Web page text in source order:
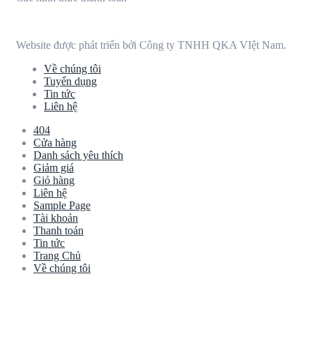
Website được phát triển bởi Công ty TNHH QKA VIệt Nam.
Về chúng tôi
Tuyển dụng
Tin tức
Liên hệ
404
Cửa hàng
Danh sách yêu thích
Giảm giá
Giỏ hàng
Liên hệ
Sample Page
Tài khoản
Thanh toán
Tin tức
Trang Chủ
Về chúng tôi